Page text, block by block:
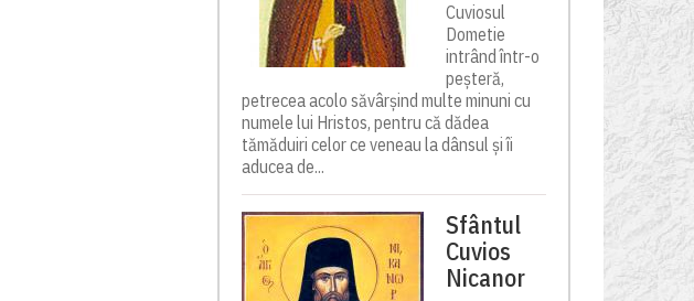
Cuviosul
Dometie
intrând într-o
peșteră,
petrecea acolo săvârșind multe minuni cu
numele lui Hristos, pentru că dădea
tămăduiri celor ce veneau la dânsul și îi
aducea de...
Sfântul
Cuvios
Nicanor